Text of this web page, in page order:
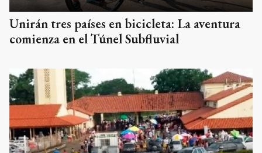
Unirán tres países en bicicleta: La aventura
comienza en el Túnel Subfluvial